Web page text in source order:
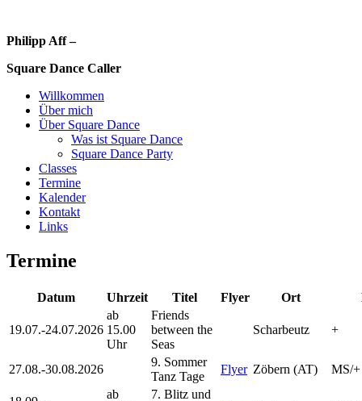
Philipp Aff –
Square Dance Caller
Willkommen
Über mich
Über Square Dance
Was ist Square Dance
Square Dance Party
Classes
Termine
Kalender
Kontakt
Links
Termine
Datum Uhrzeit Titel Flyer Ort
19.07.-24.07.2026
ab
15.00
Uhr
Friends
between the
Seas
Scharbeutz +
27.08.-30.08.2026
9. Sommer
Tanz Tage
Flyer Zöbern (AT) MS/+
ab
7. Blitz und